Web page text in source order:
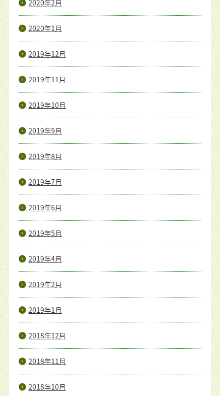
2020年2月
2020年1月
2019年12月
2019年11月
2019年10月
2019年9月
2019年8月
2019年7月
2019年6月
2019年5月
2019年4月
2019年2月
2019年1月
2018年12月
2018年11月
2018年10月